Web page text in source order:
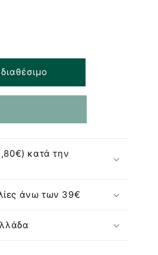
κατά την
άνω των 39€